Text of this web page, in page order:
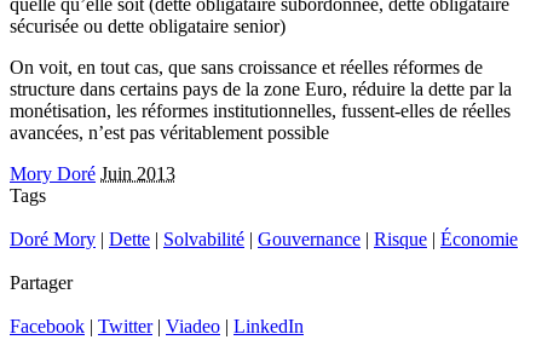
sécurisée ou dette obligataire senior)
On voit, en tout cas, que sans croissance et réelles réformes de
structure dans certains pays de la zone Euro, réduire la dette par la
monétisation, les réformes institutionnelles, fussent-elles de réelles
avancées, n’est pas véritablement possible
Mory Doré Juin 2013
Tags
Doré Mory | Dette | Solvabilité | Gouvernance | Risque | Économie
Partager
Facebook | Twitter| Viadeo | LinkedIn